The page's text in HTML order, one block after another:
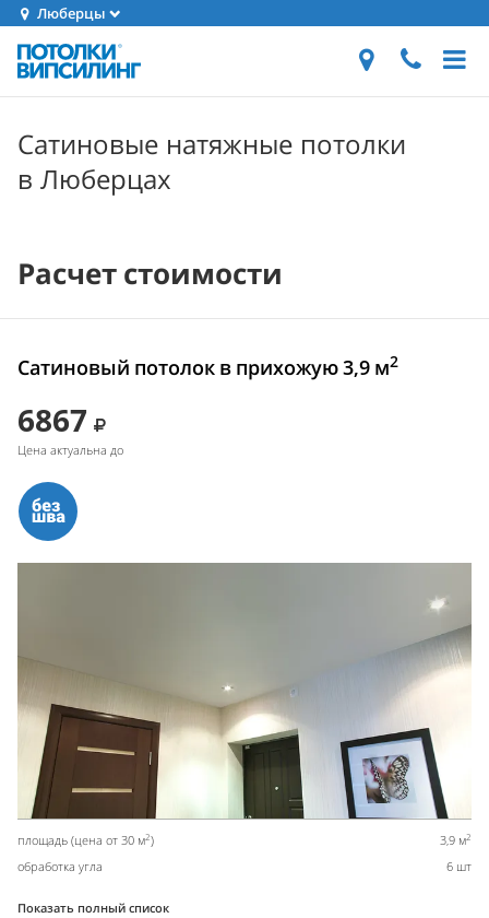
Люберцы
Сатиновые натяжные потолки
в Люберцах
Расчет стоимости
Сатиновый потолок в прихожую 3,9 м2
6867
Цена актуальна до
площадь (цена от 30 м2) 3,9 м2
обработка угла 6 шт
Показать полный список